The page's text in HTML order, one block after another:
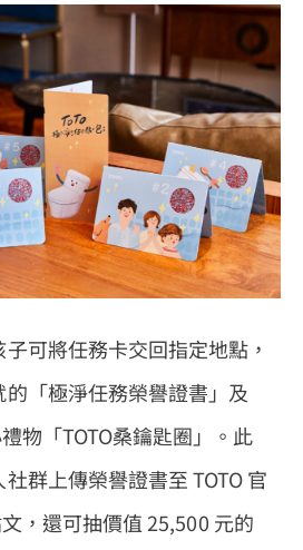
可將任務卡交回指定地點，
「極淨任務榮譽證書」及
物「TOTO桑鑰匙圈」。此
群上傳榮譽證書至 TOTO 官
，還可抽價值 25,500 元的